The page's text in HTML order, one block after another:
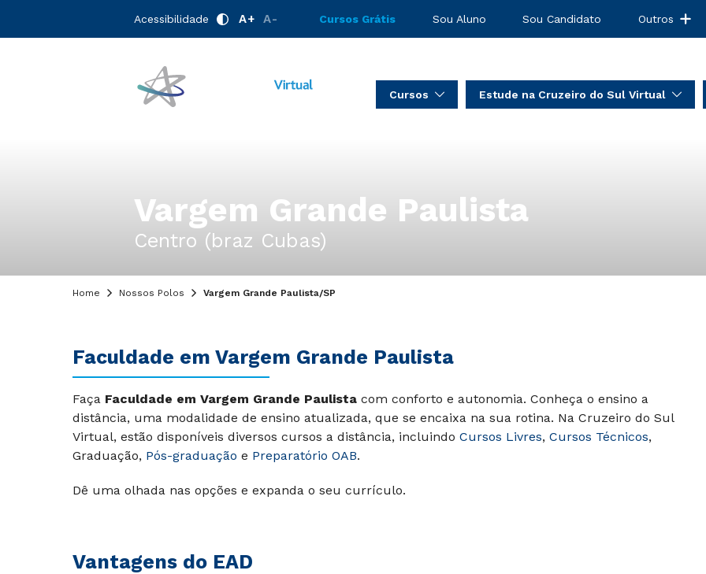
Acessibilidade A+ A- Cursos Grátis Sou Aluno Sou Candidato Outros
Cursos Estude na Cruzeiro do Sul Virtual
Vargem Grande Paulista
Centro (braz Cubas)
Home Nossos Polos Vargem Grande Paulista/SP
Faculdade em Vargem Grande Paulista
Faça Faculdade em Vargem Grande Paulista com conforto e autonomia. Conheça o ensino a
distância, uma modalidade de ensino atualizada, que se encaixa na sua rotina. Na Cruzeiro do Sul
Virtual, estão disponíveis diversos cursos a distância, incluindo Cursos Livres, Cursos Técnicos,
Graduação, Pós-graduação e Preparatório OAB.
Dê uma olhada nas opções e expanda o seu currículo.
Vantagens do EAD